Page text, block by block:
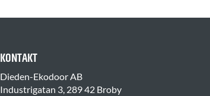
KONTAKT
Dieden-Ekodoor AB
Industrigatan 3, 289 42 Broby